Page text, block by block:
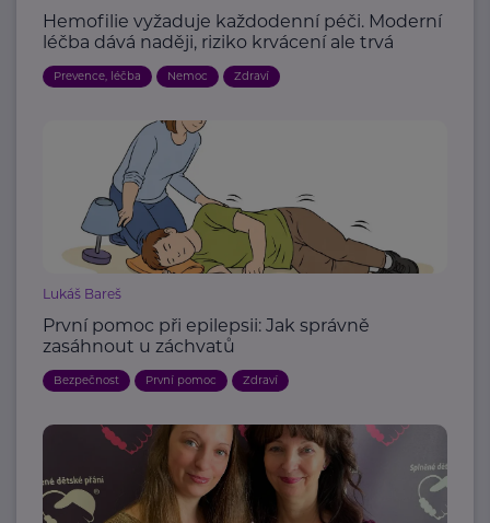
Hemofilie vyžaduje každodenní péči. Moderní
léčba dává naději, riziko krvácení ale trvá
Prevence, léčba Nemoc Zdraví
Lukáš Bareš
První pomoc při epilepsii: Jak správně
zasáhnout u záchvatů
Bezpečnost První pomoc Zdraví